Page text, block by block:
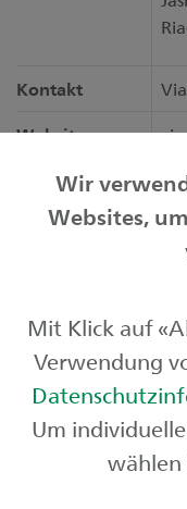
Kontakt
Website
Privatkunden
Börse und Märkte
Über uns
Wir
Websites,
Mit Klick auf
Verwendung
Um
wählen